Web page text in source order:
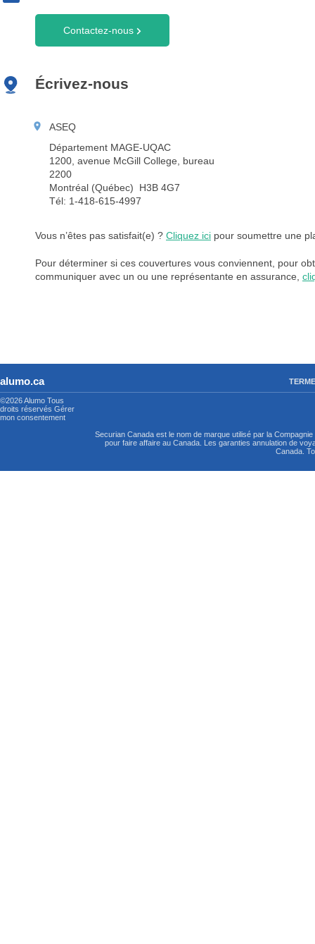
Contactez-nous
Écrivez-nous
ASEQ
Département MAGE-UQAC
1200, avenue McGill College, bureau
2200
Montréal (Québec) H3B 4G7
Tél: 1-418-615-4997
Vous n’êtes pas satisfait(e) ? Cliquez ici pour soumettre une
Pour déterminer si ces couvertures vous conviennent, pour
communiquer avec un ou une représentante en assurance,
alumo.ca
©2026 Alumo Tous
droits réservés Gérer
mon consentement
Securian Canada est le nom de marque utilisé par la
pour faire affaire au Canada. Les garanties annulation de
Canada.